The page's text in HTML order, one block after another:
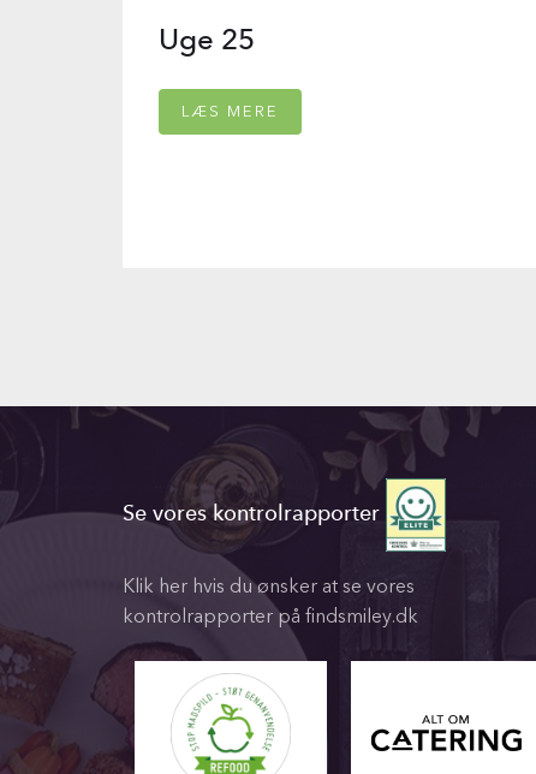
Uge 25
LÆS MERE
Se vores kontrolrapporter
Klik her hvis du ønsker at se vores
kontrolrapporter på findsmiley.dk